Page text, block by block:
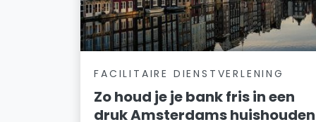
FACILITAIRE DIENSTVERLENING
Zo houd je je bank fris in een
druk Amsterdams huishouden